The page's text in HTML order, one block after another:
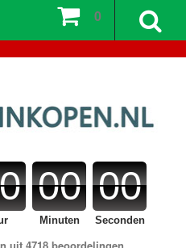
00
Minuten
00
Seconden
uit 4718 beoordelingen
0